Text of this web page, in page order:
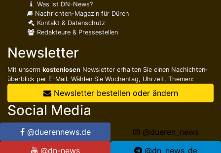
Was ist DN-News?
Nachrichten-Magazin für Düren
Kontakt & Datenschutz
Redakteure & Pressestellen
Newsletter
Mit unserm kostenlosen Newsletter erhalten Sie einen Nachichten­
überblick per E-Mail. Wählen Sie Wochentag, Uhrzeit, Themen:
Newsletter bestellen oder ändern
Social Media
@duerennews.de
@dueren_news
@dn-news
@dn_news_de